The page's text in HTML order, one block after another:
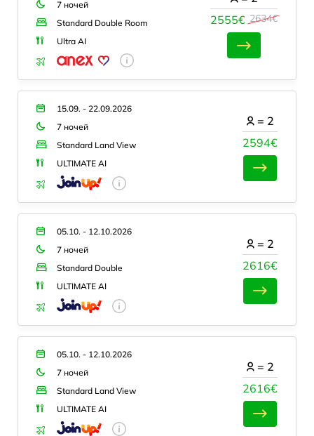
7 ночей
Standard Double Room
Ultra AI
2555€ 2634€
15.09. - 22.09.2026
7 ночей
Standard Land View
ULTIMATE AI
2594€
= 2
05.10. - 12.10.2026
7 ночей
Standard Double
ULTIMATE AI
2616€
= 2
05.10. - 12.10.2026
7 ночей
Standard Land View
ULTIMATE AI
2616€
= 2